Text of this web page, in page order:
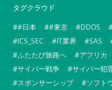
タグクラウド
#日本
#東京 DDOS
ICS_SEC
IT業界 SAS
ふたたび旅路へ
アフリカ
サイバー戦争
サイバー犯
スポンサーシップ
ソフト